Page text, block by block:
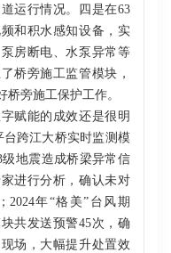
运行情况。四是在63
和积水感知设备，实
房断电、水泵异常等
桥旁施工监管模块，
旁施工保护工作。
能的成效还是很明
台跨江大桥实时监测模
地震造成桥梁异常信
进行分析，确认未对
2024年“格美”台风期
共发送预警45次，确
场，大幅提升处置效